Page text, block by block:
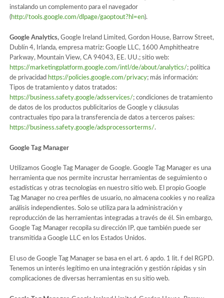
instalando un complemento para el navegador
(http://tools.google.com/dlpage/gaoptout?hl=en).
Google Analytics, Google Ireland Limited, Gordon House, Barrow Street,
Dublín 4, Irlanda, empresa matriz: Google LLC, 1600 Amphitheatre
Parkway, Mountain View, CA 94043, EE. UU.; sitio web:
https://marketingplatform.google.com/intl/de/about/analytics/; política
de privacidad https://policies.google.com/privacy; más información:
Tipos de tratamiento y datos tratados:
https://business.safety.google/adsservices/; condiciones de tratamiento
de datos de los productos publicitarios de Google y cláusulas
contractuales tipo para la transferencia de datos a terceros países:
https://business.safety.google/adsprocessorterms/.
Google Tag Manager
Utilizamos Google Tag Manager de Google. Google Tag Manager es una
herramienta que nos permite incrustar herramientas de seguimiento o
estadísticas y otras tecnologías en nuestro sitio web. El propio Google
Tag Manager no crea perfiles de usuario, no almacena cookies y no realiza
análisis independientes. Solo se utiliza para la administración y
reproducción de las herramientas integradas a través de él. Sin embargo,
Google Tag Manager recopila su dirección IP, que también puede ser
transmitida a Google LLC en los Estados Unidos.
El uso de Google Tag Manager se basa en el art. 6 apdo. 1 lit. f del RGPD.
Tenemos un interés legítimo en una integración y gestión rápidas y sin
complicaciones de diversas herramientas en su sitio web.